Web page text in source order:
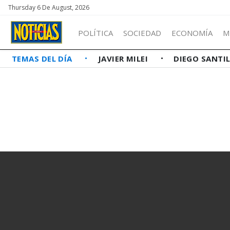
Thursday 6 De August, 2026
POLÍTICA SOCIEDAD ECONOMÍA
TEMAS DEL DÍA JAVIER MILEI DIEGO